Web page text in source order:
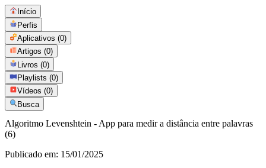
Início
Perfis
Aplicativos (0)
Artigos (0)
Livros (0)
Playlists (0)
Vídeos (0)
Busca
Algoritmo Levenshtein - App para medir a distância entre palavras
(6)
Publicado em: 15/01/2025